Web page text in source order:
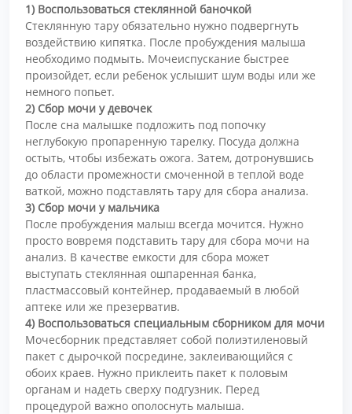
1) Воспользоваться стеклянной баночкой
Стеклянную тару обязательно нужно подвергнуть
воздействию кипятка. После пробуждения малыша
необходимо подмыть. Мочеиспускание быстрее
произойдет, если ребенок услышит шум воды или же
немного попьет.
2) Сбор мочи у девочек
После сна малышке подложить под попочку
неглубокую пропаренную тарелку. Посуда должна
остыть, чтобы избежать ожога. Затем, дотронувшись
до области промежности смоченной в теплой воде
ваткой, можно подставлять тару для сбора анализа.
3) Сбор мочи у мальчика
После пробуждения малыш всегда мочится. Нужно
просто вовремя подставить тару для сбора мочи на
анализ. В качестве емкости для сбора может
выступать стеклянная ошпаренная банка,
пластмассовый контейнер, продаваемый в любой
аптеке или же презерватив.
4) Воспользоваться специальным сборником для мочи
Мочесборник представляет собой полиэтиленовый
пакет с дырочкой посредине, заклеивающийся с
обоих краев. Нужно приклеить пакет к половым
органам и надеть сверху подгузник. Перед
процедурой важно ополоснуть малыша.